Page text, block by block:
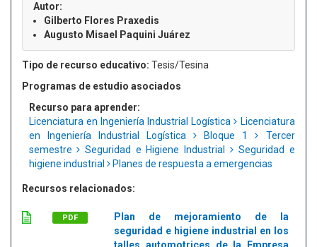
Autor:
Gilberto Flores Praxedis
Augusto Misael Paquini Juárez
Tipo de recurso educativo: Tesis/Tesina
Programas de estudio asociados
Recurso para aprender:
Licenciatura en Ingeniería Industrial Logística
Licenciatura
en Ingeniería Industrial Logística
Bloque 1
Tercer
semestre
Seguridad e Higiene Industrial
Seguridad e
higiene industrial
Planes de respuesta a emergencias
Recursos relacionados:
PDF
Plan de mejoramiento de la
seguridad e higiene industrial en los